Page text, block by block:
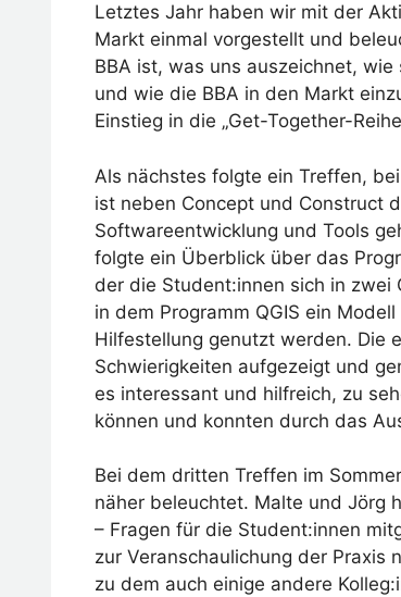
Letztes Jahr haben wir mit der
Markt einmal vorgestellt und
BBA ist, was uns auszeichnet,
und wie die BBA in den Markt
Einstieg in die „Get-Together-
Als nächstes folgte ein Treffen,
ist neben Concept und Construct
Softwareentwicklung und Tools
folgte ein Überblick über das
der die Student:innen sich in zwei
in dem Programm QGIS ein
Hilfestellung genutzt werden. Die
Schwierigkeiten aufgezeigt und
es interessant und hilfreich, zu
können und konnten durch das
Bei dem dritten Treffen im
näher beleuchtet. Malte und Jörg
– Fragen für die Student:innen
zur Veranschaulichung der Praxis
zu dem auch einige andere